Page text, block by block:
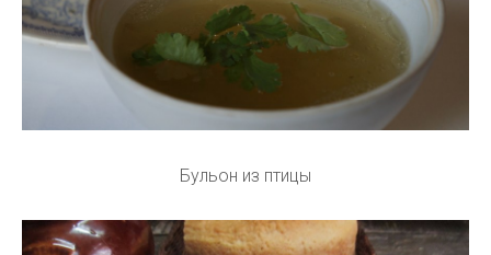
Бульон из птицы